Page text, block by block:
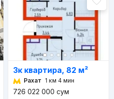
3к квартира, 82 м²
Рахат 1 км 4 мин
726 022 000 сум